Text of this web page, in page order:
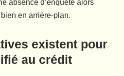
absence d’enquête alors
en arrière-plan.
existent pour
au crédit